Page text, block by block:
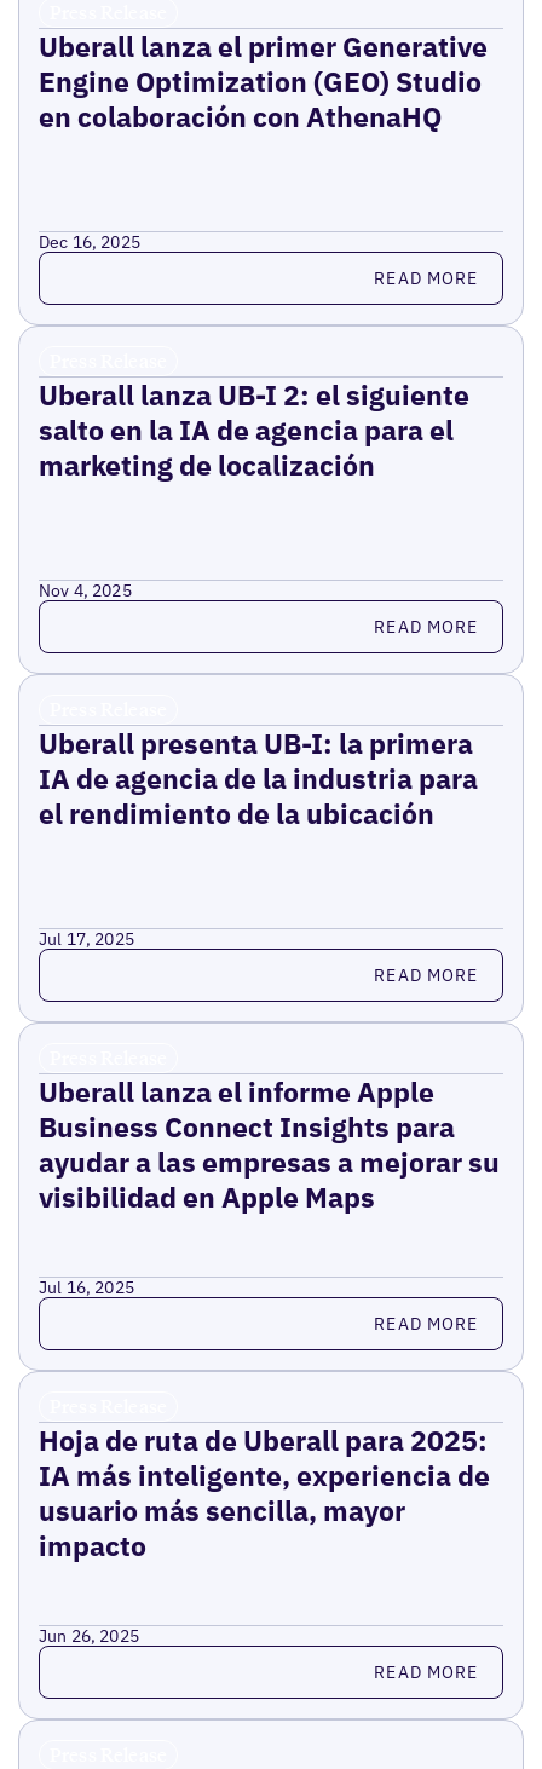
Uberall lanza el primer Generative
Engine Optimization (GEO) Studio
en colaboración con AthenaHQ
Dec 16, 2025
Read more READ MORE
Uberall lanza UB-I 2: el siguiente
salto en la IA de agencia para el
marketing de localización
Nov 4, 2025
Read more READ MORE
Uberall presenta UB-I: la primera
IA de agencia de la industria para
el rendimiento de la ubicación
Jul 17, 2025
Read more READ MORE
Uberall lanza el informe Apple
Business Connect Insights para
ayudar a las empresas a mejorar su
visibilidad en Apple Maps
Jul 16, 2025
Read more READ MORE
Hoja de ruta de Uberall para 2025:
IA más inteligente, experiencia de
usuario más sencilla, mayor
impacto
Jun 26, 2025
Read more READ MORE